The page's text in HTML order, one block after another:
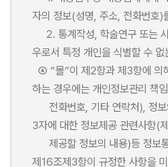
자의 정보(성명, 주소, 전화번호)
2. 통계작성, 학술연구 또는
우로서 특정 개인을 식별할 수
④ “몰”이 제2항과 제3항에 의
하는 경우에는 개인정보관리 책
전화번호, 기타 연락처), 정보
3자에 대한 정보제공 관련사항(
제공할 정보의 내용)등 정보
제16조제3항이 규정한 사항을